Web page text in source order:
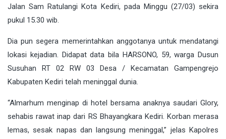
Jalan Sam Ratulangi Kota Kediri, pada Minggu (27/03) sekira
pukul 15.30 wib.
Dia pun segera memerintahkan anggotanya untuk mendatangi
lokasi kejadian. Didapat data bila HARSONO, 59, warga Dusun
Susuhan RT 02 RW 03 Desa / Kecamatan Gampengrejo
Kabupaten Kediri telah meninggal dunia.
“Almarhum menginap di hotel bersama anaknya saudari Glory,
sehabis rawat inap dari RS Bhayangkara Kediri. Korban merasa
lemas, sesak napas dan langsung meninggal,” jelas Kapolres